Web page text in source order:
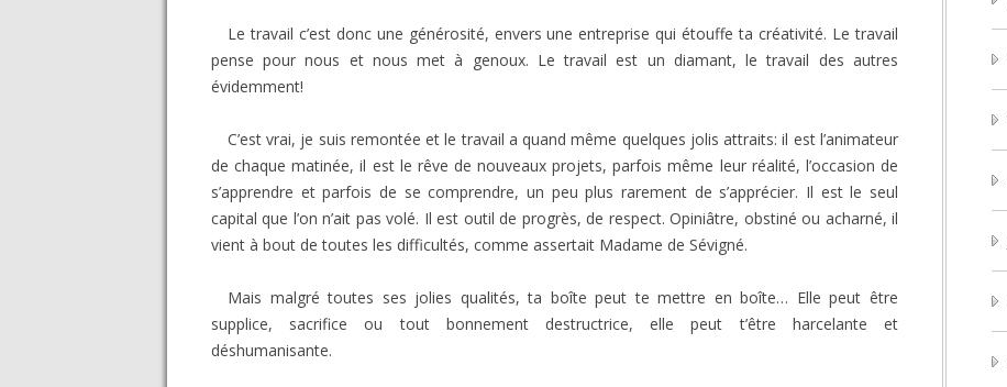
Le travail c’est donc une générosité, envers une entreprise qui étouffe ta créativité. Le travail
pense pour nous et nous met à genoux. Le travail est un diamant, le travail des autres
évidemment!
C’est vrai, je suis remontée et le travail a quand même quelques jolis attraits: il est l’animateur
de chaque matinée, il est le rêve de nouveaux projets, parfois même leur réalité, l’occasion de
s’apprendre et parfois de se comprendre, un peu plus rarement de s’apprécier. Il est le seul
capital que l’on n’ait pas volé. Il est outil de progrès, de respect. Opiniâtre, obstiné ou acharné, il
vient à bout de toutes les difficultés, comme assertait Madame de Sévigné.
Mais malgré toutes ses jolies qualités, ta boîte peut te mettre en boîte… Elle peut être
supplice, sacrifice ou tout bonnement destructrice, elle peut t’être harcelante et
déshumanisante.